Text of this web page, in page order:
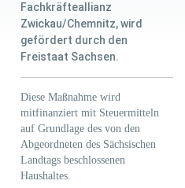
Fachkräfteallianz
Zwickau/Chemnitz, wird
gefördert durch den
Freistaat Sachsen.
Diese Maßnahme wird
mitfinanziert mit Steuermitteln
auf Grundlage des von den
Abgeordneten des Sächsischen
Landtags beschlossenen
Haushaltes.